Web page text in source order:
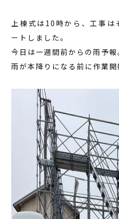
上棟式は10時から、工事
ートしました。
今日は一週間前からの雨予報
雨が本降りになる前に作業開